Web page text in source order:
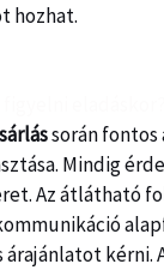
hozhat.
során
Mindig
Az átlátható
árajánlatot kérni.